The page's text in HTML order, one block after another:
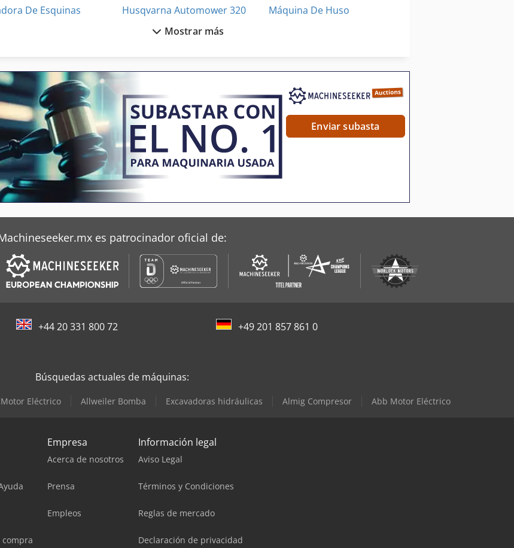
De Esquinas
De Corte
Cut
Husqvarna Automower 320
Husqvarna K 3000
Husqvarna K 970
Máquina De Huso
Mostrar más
Enviar subasta
es patrocinador oficial de:
+44 20 331 800 72
+49 201 857 861 0
Búsquedas actuales de máquinas:
Eléctrico Allweiler Bomba Excavadoras hidráulicas Almig Compresor Abb Motor Eléctrico
Empresa
Acerca de nosotros
Prensa
Empleos
Información legal
Aviso Legal
Términos y Condiciones
Reglas de mercado
Declaración de privacidad